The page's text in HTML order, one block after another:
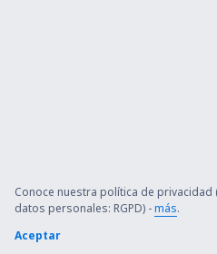
Conoce nuestra política de
datos personales: RGPD) -más.
Aceptar